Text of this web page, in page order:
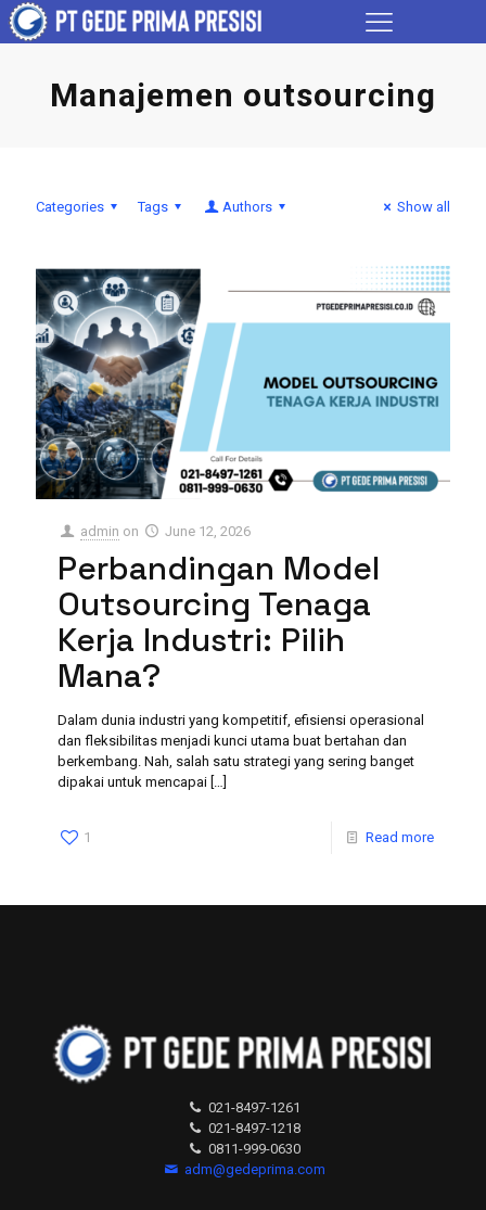
Manajemen outsourcing
Categories Tags Authors Show all
admin on June 12, 2026
Perbandingan Model
Outsourcing Tenaga
Kerja Industri: Pilih
Mana?
Dalam dunia industri yang kompetitif, efisiensi operasional
dan fleksibilitas menjadi kunci utama buat bertahan dan
berkembang. Nah, salah satu strategi yang sering banget
dipakai untuk mencapai […]
1 Read more
021-8497-1261
021-8497-1218
0811-999-0630
adm@gedeprima.com